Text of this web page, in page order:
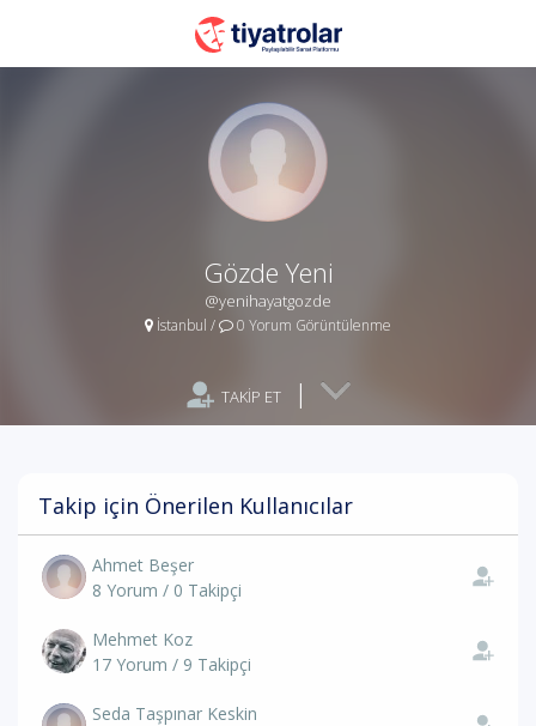
Gözde Yeni
@yenihayatgozde
İstanbul / 0 Yorum Görüntülenme
TAKİP ET |
Takip için Önerilen Kullanıcılar
Ahmet Beşer
8 Yorum / 0 Takipçi
Mehmet Koz
17 Yorum / 9 Takipçi
Seda Taşpınar Keskin